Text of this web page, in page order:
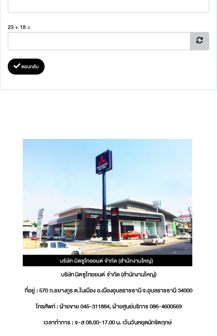
23 + 18 =
ตอบกลับ
บริษัท มิตซูไทยยนต์ จำกัด (สำนักงานใหญ่)
ที่อยู่ : 570 ถ.ชยางกูร ต.ในเมือง อ.เมืองอุบลราชธานี จ.อุบลราชธานี 34000
โทรศัพท์ : ฝ่ายขาย 045-311884, ฝ่ายศูนย์บริการ 086-4600569
เวลาทำการ : จ-ส 08.00-17.00 น. เว้นวันหยุดนักขัตฤกษ์